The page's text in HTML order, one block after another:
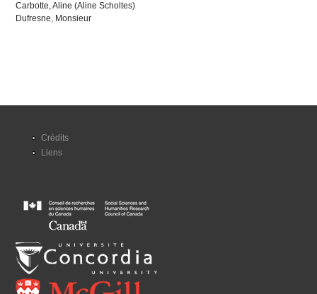
Carbotte, Aline (Aline Scholtes)
Dufresne, Monsieur
Crédits
Liens